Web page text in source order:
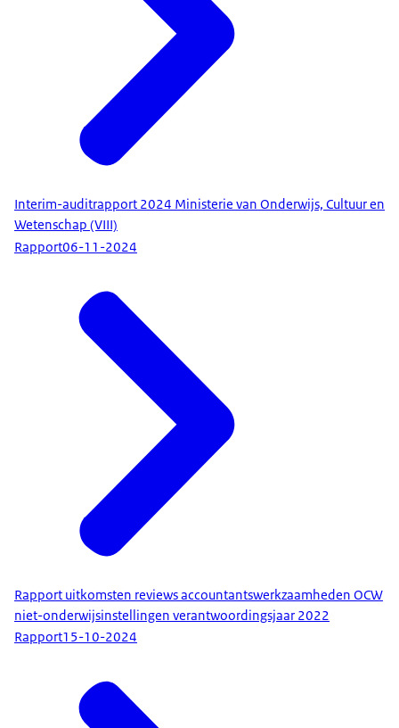
Interim-auditrapport 2024 Ministerie van Onderwijs, Cultuur en
Wetenschap (VIII)
Rapport06-11-2024
Rapport uitkomsten reviews accountantswerkzaamheden OCW
niet-onderwijsinstellingen verantwoordingsjaar 2022
Rapport15-10-2024